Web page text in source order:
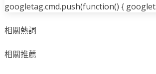
googletag.cmd.push(function() {
相關熱詞
相關推薦